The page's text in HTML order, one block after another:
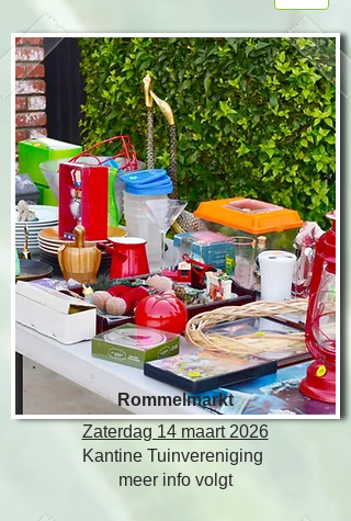
Rommelmarkt
Zaterdag 14 maart 2026
Kantine Tuinvereniging
meer info volgt